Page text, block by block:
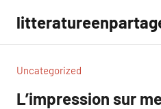
contenu
Uncategorized
L’impression sur